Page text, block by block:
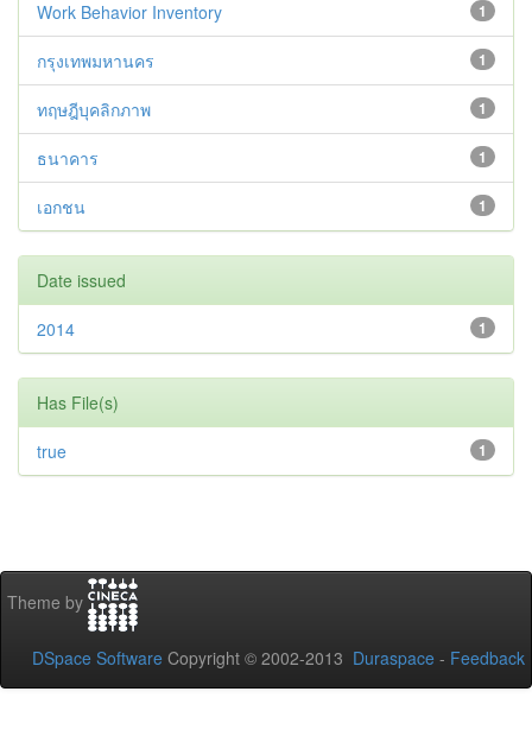
1
Work Behavior Inventory
1
กรุงเทพมหานคร
1
ทฤษฎีบุคลิกภาพ
1
ธนาคาร
1
เอกชน
Date issued
1
2014
Has File(s)
1
true
Theme by
DSpace Software Copyright © 2002-2013 Duraspace - Feedback